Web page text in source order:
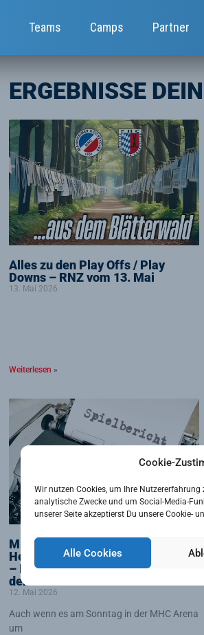
Cookie-
Wir nutzen Cookies, um Ihre
analytische Zwecke und um Social-Media-
unserer Seite akzeptierst Du unsere Cookie-
Alle Cookies
Teams Camps Partner
ERGEBNISSE
Alles zu den Play Offs / Play
Downs – RNZ vom 13. Mai
13. Mai 2026
Weiterlesen »
MHC-Herren mit bitterer
Heimniederlage im „Achtelfinale“
– Es geht in die Play-downs gegen
den SC 80
12. Mai 2026
Auch wenn es am Sonntag in der MHC Arena
um
Seite